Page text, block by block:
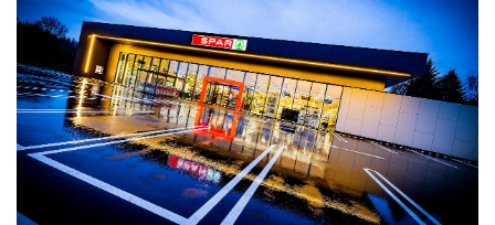
Steiermark
Kärnten
Unternehmen
Nachhaltigkeit